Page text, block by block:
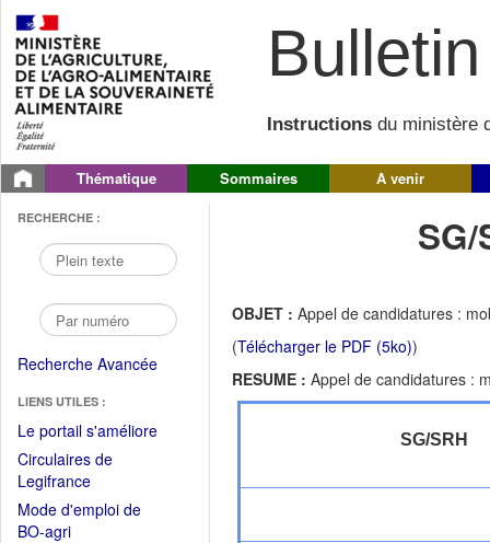
Instructions du ministère
Thématique Sommaires A venir
RECHERCHE :
Recherche Avancée
LIENS UTILES :
Le portail s'améliore(Fichier
Circulaires de
Legifrance(Ouvrir
dans
une
Mode d'emploi de
BO-agri(Ouvrir
SG/
OBJET : Appel de candidatures :
(Télécharger le PDF (5ko))
RESUME : Appel de candidatures :
SG/SRH